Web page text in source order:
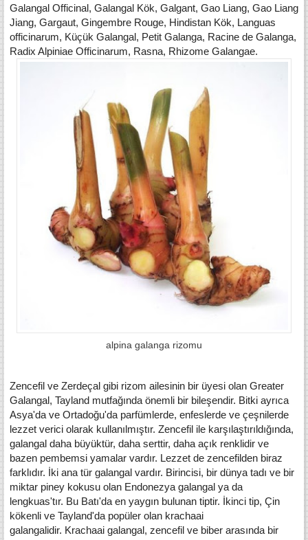
Galangal Officinal, Galangal Kök, Galgant, Gao Liang, Gao Liang
Jiang, Gargaut, Gingembre Rouge, Hindistan Kök, Languas
officinarum, Küçük Galangal, Petit Galanga, Racine de Galanga,
Radix Alpiniae Officinarum, Rasna, Rhizome Galangae.
alpina galanga rizomu
Zencefil ve Zerdeçal gibi rizom ailesinin bir üyesi olan Greater
Galangal, Tayland mutfağında önemli bir bileşendir. Bitki ayrıca
Asya'da ve Ortadoğu'da parfümlerde, enfeslerde ve çeşnilerde
lezzet verici olarak kullanılmıştır. Zencefil ile karşılaştırıldığında,
galangal daha büyüktür, daha serttir, daha açık renklidir ve
bazen pembemsi yamalar vardır. Lezzet de zencefilden biraz
farklıdır. İki ana tür galangal vardır. Birincisi, bir dünya tadı ve bir
miktar piney kokusu olan Endonezya galangal ya da
lengkuas'tır. Bu Batı'da en yaygın bulunan tiptir. İkinci tip, Çin
kökenli ve Tayland'da popüler olan krachaai
galangalidir. Krachaai galangal, zencefil ve biber arasında bir